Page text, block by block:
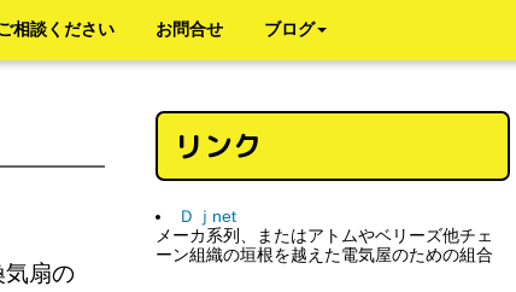
相談ください お問合せ ブログ
気扇の
リンク
Ｄｊnet
メーカ系列、またはアトムやベリーズ他チェ
ーン組織の垣根を越えた電気屋のための組合